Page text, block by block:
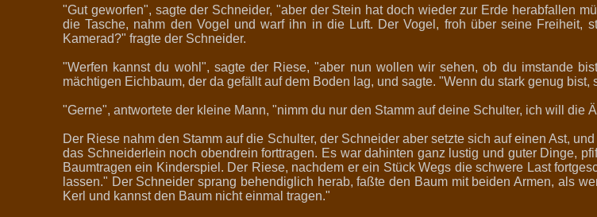
"Gut geworfen", sagte der Schneider, "aber der Stein hat doch wieder zur Erde herabfallen
die Tasche, nahm den Vogel und warf ihn in die Luft. Der Vogel, froh über seine Freiheit,
Kamerad?" fragte der Schneider.
"Werfen kannst du wohl", sagte der Riese, "aber nun wollen wir sehen, ob du imstande
mächtigen Eichbaum, der da gefällt auf dem Boden lag, und sagte. "Wenn du stark genug
"Gerne", antwortete der kleine Mann, "nimm du nur den Stamm auf deine Schulter, ich will die
Der Riese nahm den Stamm auf die Schulter, der Schneider aber setzte sich auf einen Ast,
das Schneiderlein noch obendrein forttragen. Es war dahinten ganz lustig und guter Dinge,
Baumtragen ein Kinderspiel. Der Riese, nachdem er ein Stück Wegs die schwere Last
lassen." Der Schneider sprang behendiglich herab, faßte den Baum mit beiden Armen, als
Kerl und kannst den Baum nicht einmal tragen."